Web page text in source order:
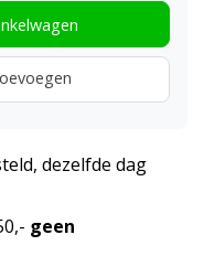
dezelfde dag
geen